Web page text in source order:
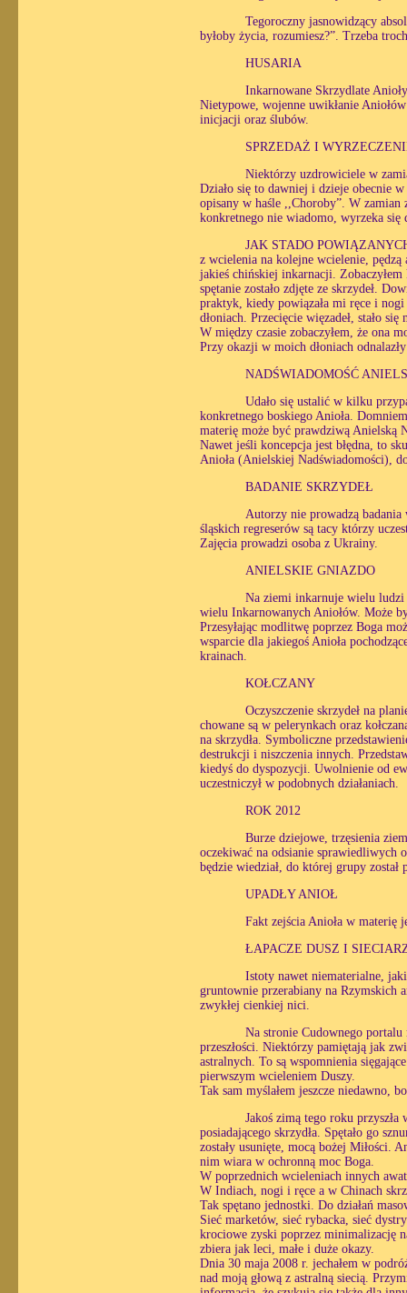
Tegoroczny jasnowidzący
byłoby życia, rozumiesz?”. Trzeba
HUSARIA
Inkarnowane Skrzydlate
Nietypowe, wojenne uwikłanie
inicjacji oraz ślubów.
SPRZEDAŻ I
Niektórzy uzdrowiciele w
Działo się to dawniej i dzieje obecnie
opisany w haśle ,,Choroby”. W
konkretnego nie wiadomo, wyrzeka się
JAK STADO
z wcielenia na kolejne wcielenie, pędzą
jakieś chińskiej inkarnacji.
spętanie zostało zdjęte ze skrzydeł.
praktyk, kiedy powiązała mi ręce i
dłoniach. Przecięcie więzadeł, stało
W między czasie zobaczyłem, że ona
Przy okazji w moich dłoniach
NADŚWIADOMOŚĆ
Udało się ustalić w kilku
konkretnego boskiego Anioła.
materię może być prawdziwą Anielską
Nawet jeśli koncepcja jest błędna, to
Anioła (Anielskiej Nadświadomości),
BADANIE SKRZYDEŁ
Autorzy nie prowadzą
śląskich regreserów są tacy którzy
Zajęcia prowadzi osoba z Ukrainy.
ANIELSKIE GNIAZDO
Na ziemi inkarnuje wielu ludzi
wielu Inkarnowanych Aniołów. Może
Przesyłając modlitwę poprzez Boga
wsparcie dla jakiegoś Anioła
krainach.
KOŁCZANY
Oczyszczenie skrzydeł na
chowane są w pelerynkach oraz
na skrzydła. Symboliczne
destrukcji i niszczenia innych.
kiedyś do dyspozycji. Uwolnienie od
uczestniczył w podobnych działaniach.
ROK 2012
Burze dziejowe, trzęsienia
oczekiwać na odsianie sprawiedliwych
będzie wiedział, do której grupy został
UPADŁY ANIOŁ
Fakt zejścia Anioła w materię
ŁAPACZE DUSZ I
Istoty nawet niematerialne,
gruntownie przerabiany na Rzymskich
zwykłej cienkiej nici.
Na stronie Cudownego
przeszłości. Niektórzy pamiętają jak
astralnych. To są wspomnienia
pierwszym wcieleniem Duszy.
Tak sam myślałem jeszcze niedawno,
Jakoś zimą tego roku przyszła
posiadającego skrzydła. Spętało go
zostały usunięte, mocą bożej Miłości.
nim wiara w ochronną moc Boga.
W poprzednich wcieleniach innych
W Indiach, nogi i ręce a w Chinach
Tak spętano jednostki. Do działań
Sieć marketów, sieć rybacka, sieć
krociowe zyski poprzez minimalizację
zbiera jak leci, małe i duże okazy.
Dnia 30 maja 2008 r. jechałem w
nad moją głową z astralną siecią.